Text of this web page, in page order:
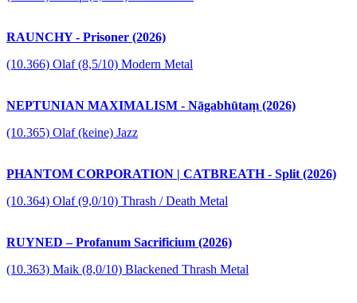
RAUNCHY - Prisoner (2026)
(10.366) Olaf (8,5/10) Modern Metal
NEPTUNIAN MAXIMALISM - Nāgabhūtaṃ (2026)
(10.365) Olaf (keine) Jazz
PHANTOM CORPORATION | CATBREATH - Split (2026)
(10.364) Olaf (9,0/10) Thrash / Death Metal
RUYNED – Profanum Sacrificium (2026)
(10.363) Maik (8,0/10) Blackened Thrash Metal